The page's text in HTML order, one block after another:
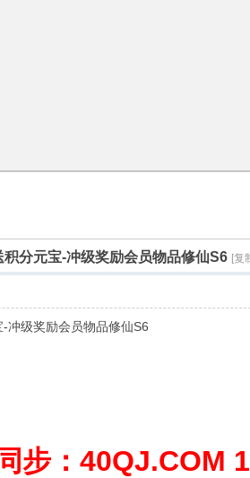
分元宝-冲级奖励会员物品修仙S6 [复
冲级奖励会员物品修仙S6
步：40QJ.COM